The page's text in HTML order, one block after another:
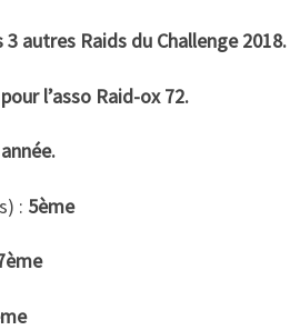
autres Raids du Challenge 2018.
l’asso Raid-ox 72.
: 5ème